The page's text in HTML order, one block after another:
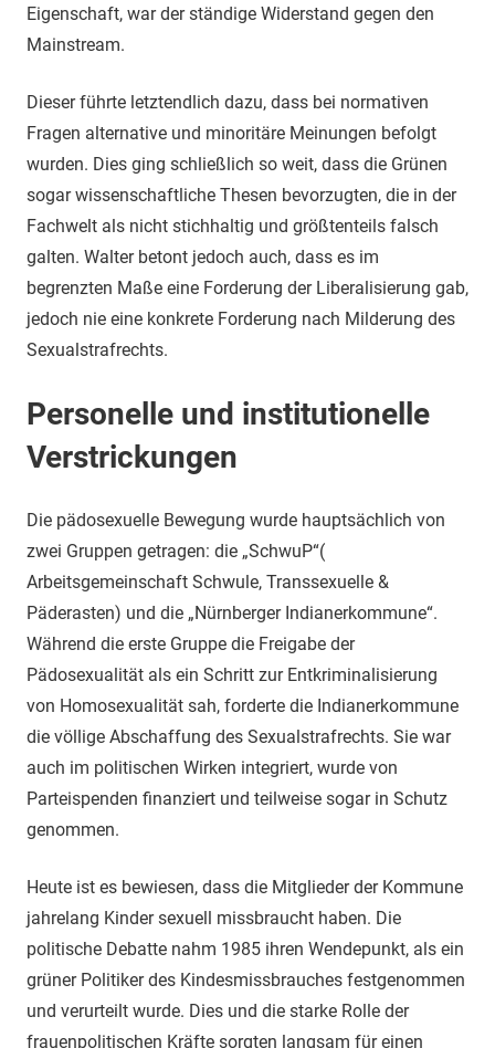
Eigenschaft, war der ständige Widerstand gegen den
Mainstream.
Dieser führte letztendlich dazu, dass bei normativen
Fragen alternative und minoritäre Meinungen befolgt
wurden. Dies ging schließlich so weit, dass die Grünen
sogar wissenschaftliche Thesen bevorzugten, die in der
Fachwelt als nicht stichhaltig und größtenteils falsch
galten. Walter betont jedoch auch, dass es im
begrenzten Maße eine Forderung der Liberalisierung gab,
jedoch nie eine konkrete Forderung nach Milderung des
Sexualstrafrechts.
Personelle und institutionelle
Verstrickungen
Die pädosexuelle Bewegung wurde hauptsächlich von
zwei Gruppen getragen: die „SchwuP“(
Arbeitsgemeinschaft Schwule, Transsexuelle &
Päderasten) und die „Nürnberger Indianerkommune“.
Während die erste Gruppe die Freigabe der
Pädosexualität als ein Schritt zur Entkriminalisierung
von Homosexualität sah, forderte die Indianerkommune
die völlige Abschaffung des Sexualstrafrechts. Sie war
auch im politischen Wirken integriert, wurde von
Parteispenden finanziert und teilweise sogar in Schutz
genommen.
Heute ist es bewiesen, dass die Mitglieder der Kommune
jahrelang Kinder sexuell missbraucht haben. Die
politische Debatte nahm 1985 ihren Wendepunkt, als ein
grüner Politiker des Kindesmissbrauches festgenommen
und verurteilt wurde. Dies und die starke Rolle der
frauenpolitischen Kräfte sorgten langsam für einen